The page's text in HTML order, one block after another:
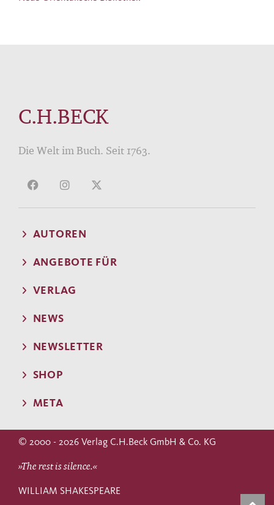
C.H.BECK
Die Welt im Buch. Seit 1763.
AUTOREN
ANGEBOTE FÜR
VERLAG
NEWS
NEWSLETTER
SHOP
META
© 2000 - 2026 Verlag C.H.Beck GmbH & Co. KG
»The rest is silence.«
WILLIAM SHAKESPEARE